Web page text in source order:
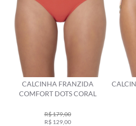
CALCINHA FRANZIDA
COMFORT DOTS CORAL
R$ 179,00
R$ 129,00